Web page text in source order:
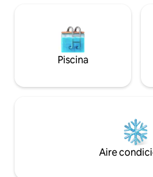
Piscina
Aire